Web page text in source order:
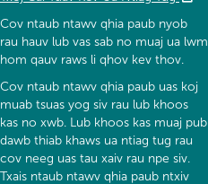
Cov ntaub ntawv qhia paub nyob
rau hauv lub vas sab no muaj ua lwm
hom qauv raws li qhov kev thov.
Cov ntaub ntawv qhia paub uas koj
muab tsuas yog siv rau lub khoos
kas no xwb. Lub khoos kas muaj pub
dawb thiab khaws ua ntiag tug rau
cov neeg uas tau xaiv rau npe siv.
Txais ntaub ntawv qhia paub ntxiv